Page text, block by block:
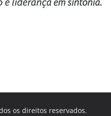
os direitos reservados.